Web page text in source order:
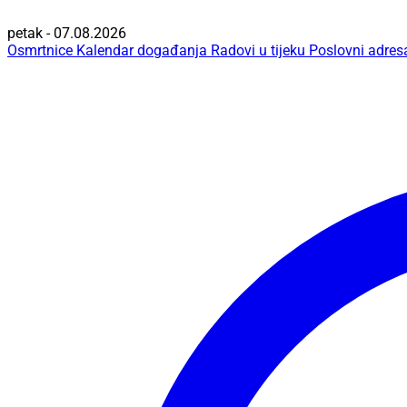
petak - 07.08.2026
Osmrtnice Kalendar događanja Radovi u tijeku Poslovni